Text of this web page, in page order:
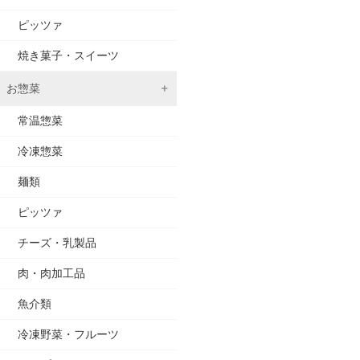
ピッツァ
焼き菓子・スイーツ
お惣菜
常温惣菜
冷凍惣菜
麺類
ピッツァ
チーズ・乳製品
肉・肉加工品
魚介類
冷凍野菜・フルーツ